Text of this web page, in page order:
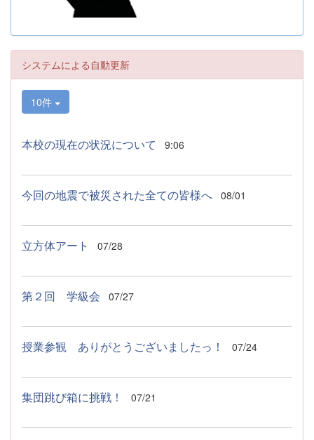
システムによる自動更新
10件
本校の現在の状況について 9:06
今回の地震で被災された全ての皆様へ 08/01
立方体アート 07/28
第２回 学級会 07/27
授業参観 ありがとうございましたっ！ 07/24
集団跳び箱に挑戦！ 07/21